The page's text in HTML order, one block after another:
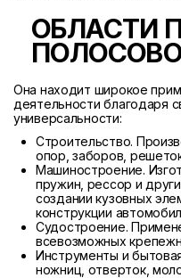
ОБЛАСТИ
Она находит широкое
деятельности благодаря
универсальности:
Строительство.
опор, заборов,
Машиностроение.
пружин, рессор и
создании кузовных
конструкции
Судостроение.
всевозможных
Инструменты и
ножниц, отверток,